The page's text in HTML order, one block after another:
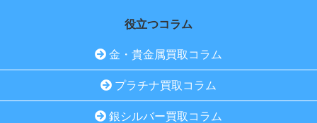
役立つコラム
金・貴金属買取コラム
プラチナ買取コラム
銀シルバー買取コラム